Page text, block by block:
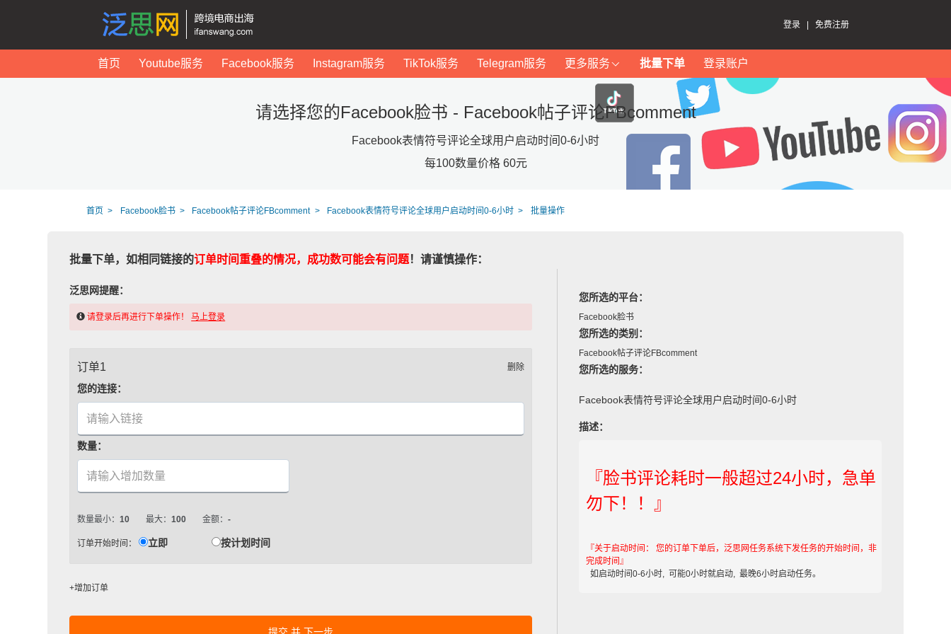
登录 免费注册
首页 Youtube服务 Facebook服务 Instagram服务 TikTok服务 Telegram服务 更多服务 批量下单 登录账户
请选择您的Facebook脸书 - Facebook帖子评论FBcomment
Facebook表情符号评论全球用户启动时间0-6小时
每100数量价格 60元
首页 Facebook脸书 Facebook帖子评论FBcomment Facebook表情符号评论全球用户启动时间0-6小时 批量操作
批量下单，如相同链接的订单时间重叠的情况，成功数可能会有问题！请谨慎操作：
泛思网提醒：
请登录后再进行下单操作！ 马上登录
订单1 删除
您的连接：
数量：
数量最小：10 最大：100 金额：-
订单开始时间： 立即 按计划时间
+增加订单
您所选的平台：
Facebook脸书
您所选的类别：
Facebook帖子评论FBcomment
您所选的服务：
Facebook表情符号评论全球用户启动时间0-6小时
描述：
『脸书评论耗时一般超过24小时，急单
勿下！！』
『关于启动时间： 您的订单下单后，泛思网任务系统下发任务的开始时间，非
完成时间』
如启动时间0-6小时, 可能0小时就启动, 最晚6小时启动任务。